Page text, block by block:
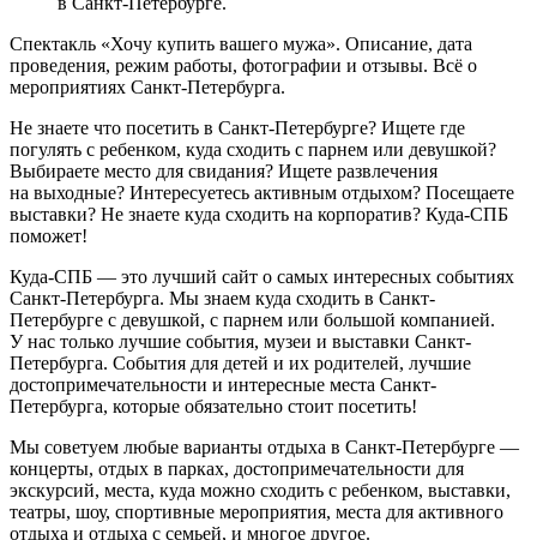
Спектакль «Хочу купить вашего мужа». Описание, дата
проведения, режим работы, фотографии и отзывы. Всё о
мероприятиях Санкт-Петербурга.
Не знаете что посетить в Санкт-Петербурге? Ищете где
погулять с ребенком, куда сходить с парнем или девушкой?
Выбираете место для свидания? Ищете развлечения
на выходные? Интересуетесь активным отдыхом? Посещаете
выставки? Не знаете куда сходить на корпоратив? Куда-СПБ
поможет!
Куда-СПБ — это лучший сайт о самых интересных событиях
Санкт-Петербурга. Мы знаем куда сходить в Санкт-
Петербурге с девушкой, с парнем или большой компанией.
У нас только лучшие события, музеи и выставки Санкт-
Петербурга. События для детей и их родителей, лучшие
достопримечательности и интересные места Санкт-
Петербурга, которые обязательно стоит посетить!
Мы советуем любые варианты отдыха в Санкт-Петербурге —
концерты, отдых в парках, достопримечательности для
экскурсий, места, куда можно сходить с ребенком, выставки,
театры, шоу, спортивные мероприятия, места для активного
отдыха и отдыха с семьей, и многое другое.